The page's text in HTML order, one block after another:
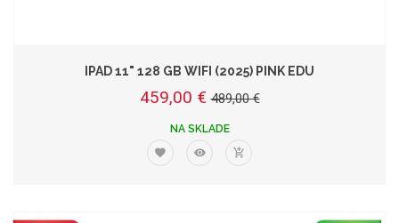
IPAD 11" 128 GB WIFI (2025) PINK EDU
459,00 € 489,00 €
NA SKLADE